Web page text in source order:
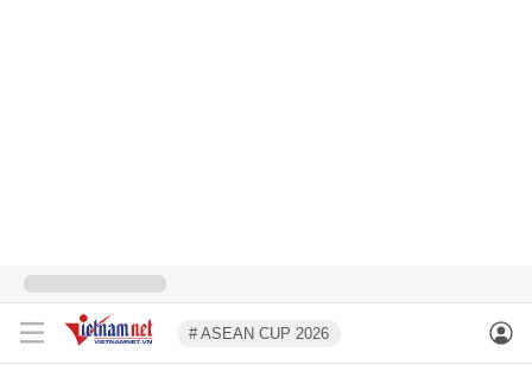
# ASEAN CUP 2026